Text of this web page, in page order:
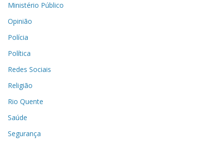
Ministério Público
Opinião
Polícia
Política
Redes Sociais
Religião
Rio Quente
Saúde
Segurança